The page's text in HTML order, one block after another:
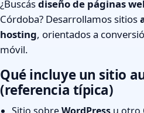
¿Buscásdiseño de páginas
Córdoba? Desarrollamos sitios
hosting, orientados a
móvil.
Qué incluye un sitio
(referencia típica)
Sitio sobreWordPress u otro